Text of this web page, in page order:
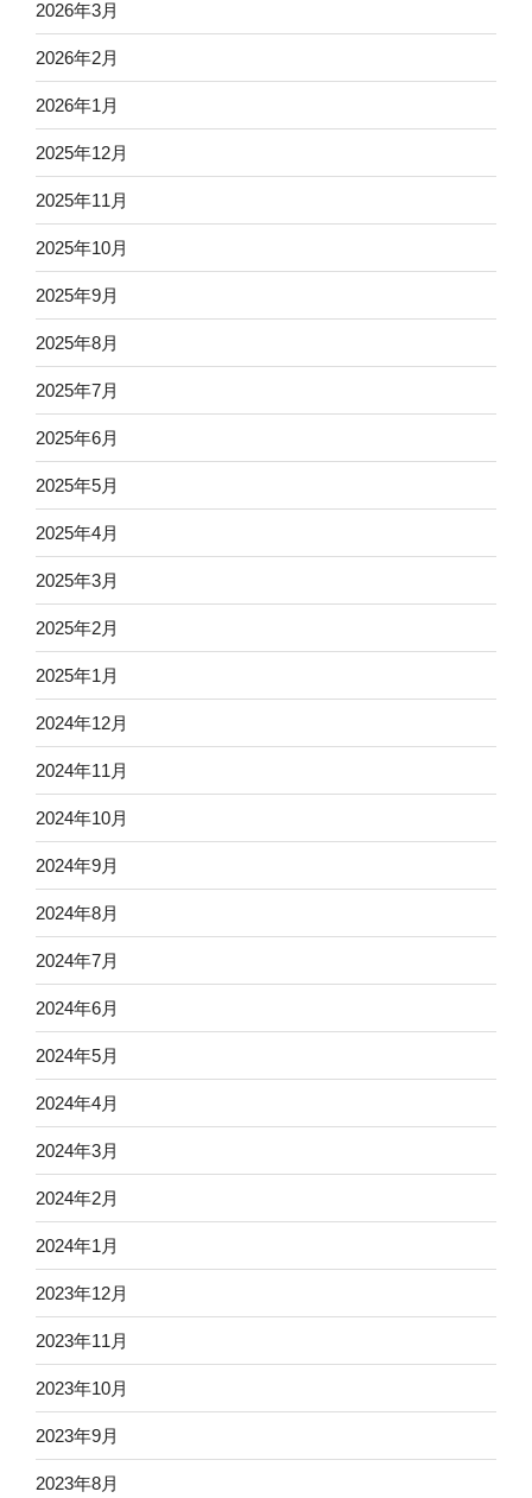
2026年3月
2026年2月
2026年1月
2025年12月
2025年11月
2025年10月
2025年9月
2025年8月
2025年7月
2025年6月
2025年5月
2025年4月
2025年3月
2025年2月
2025年1月
2024年12月
2024年11月
2024年10月
2024年9月
2024年8月
2024年7月
2024年6月
2024年5月
2024年4月
2024年3月
2024年2月
2024年1月
2023年12月
2023年11月
2023年10月
2023年9月
2023年8月